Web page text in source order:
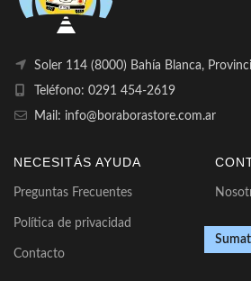
Soler 114 (8000) Bahía Blanca,
Teléfono: 0291 454-2619
Mail: info@boraborastore.com.ar
NECESITÁS AYUDA
Preguntas Frecuentes
Política de privacidad
Contacto